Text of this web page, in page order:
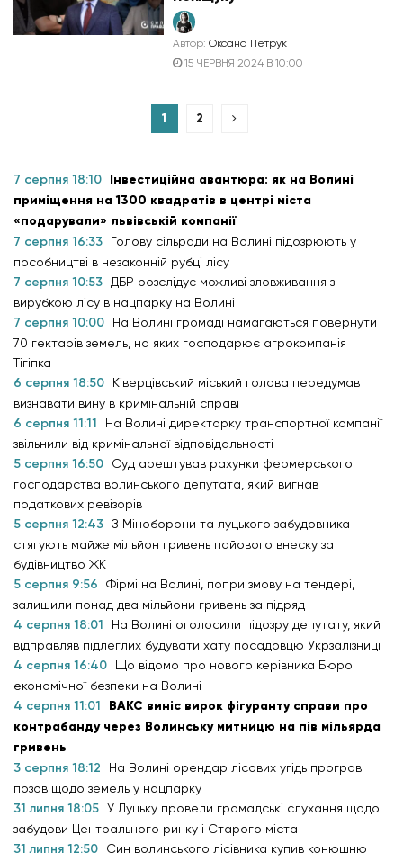
Автор: Оксана Петрук
15 ЧЕРВНЯ 2024 В 10:00
1 2
7 серпня 18:10 Інвестиційна авантюра: як на Волині
приміщення на 1300 квадратів в центрі міста
«подарували» львівській компанії
7 серпня 16:33
Голову сільради на Волині підозрюють у
пособництві в незаконній рубці лісу
7 серпня 10:53
ДБР розслідує можливі зловживання з
вирубкою лісу в нацпарку на Волині
7 серпня 10:00
На Волині громаді намагаються повернути
70 гектарів земель, на яких господарює агрокомпанія
Тігіпка
6 серпня 18:50
Ківерцівський міський голова передумав
визнавати вину в кримінальній справі
6 серпня 11:11
На Волині директорку транспортної компанії
звільнили від кримінальної відповідальності
5 серпня 16:50
Суд арештував рахунки фермерського
господарства волинського депутата, який вигнав
податкових ревізорів
5 серпня 12:43 З Міноборони та луцького забудовника
стягують майже мільйон гривень пайового внеску за
будівництво ЖК
5 серпня 9:56
Фірмі на Волині, попри змову на тендері,
залишили понад два мільйони гривень за підряд
4 серпня 18:01
На Волині оголосили підозру депутату, який
відправляв підлеглих будувати хату посадовцю Укрзалізниці
4 серпня 16:40
Що відомо про нового керівника Бюро
економічної безпеки на Волині
4 серпня 11:01
ВАКС виніс вирок фігуранту справи про
контрабанду через Волинську митницю на пів мільярда
гривень
3 серпня 18:12
На Волині орендар лісових угідь програв
позов щодо земель у нацпарку
31 липня 18:05 У Луцьку провели громадські слухання щодо
забудови Центрального ринку і Старого міста
31 липня 12:50
Син волинського лісівника купив конюшню